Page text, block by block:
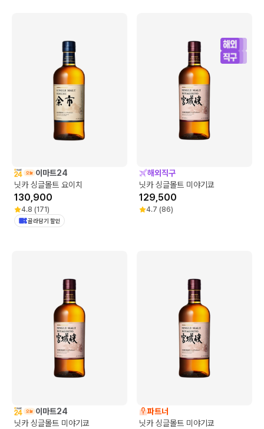
이마트24
닛카 싱글몰트 요이치
130,900
4.8 (171)
골라담기 할인
해외직구
닛카 싱글몰트 미야기쿄
129,500
4.7 (86)
이마트24
닛카 싱글몰트 미야기쿄
파트너
닛카 싱글몰트 미야기쿄